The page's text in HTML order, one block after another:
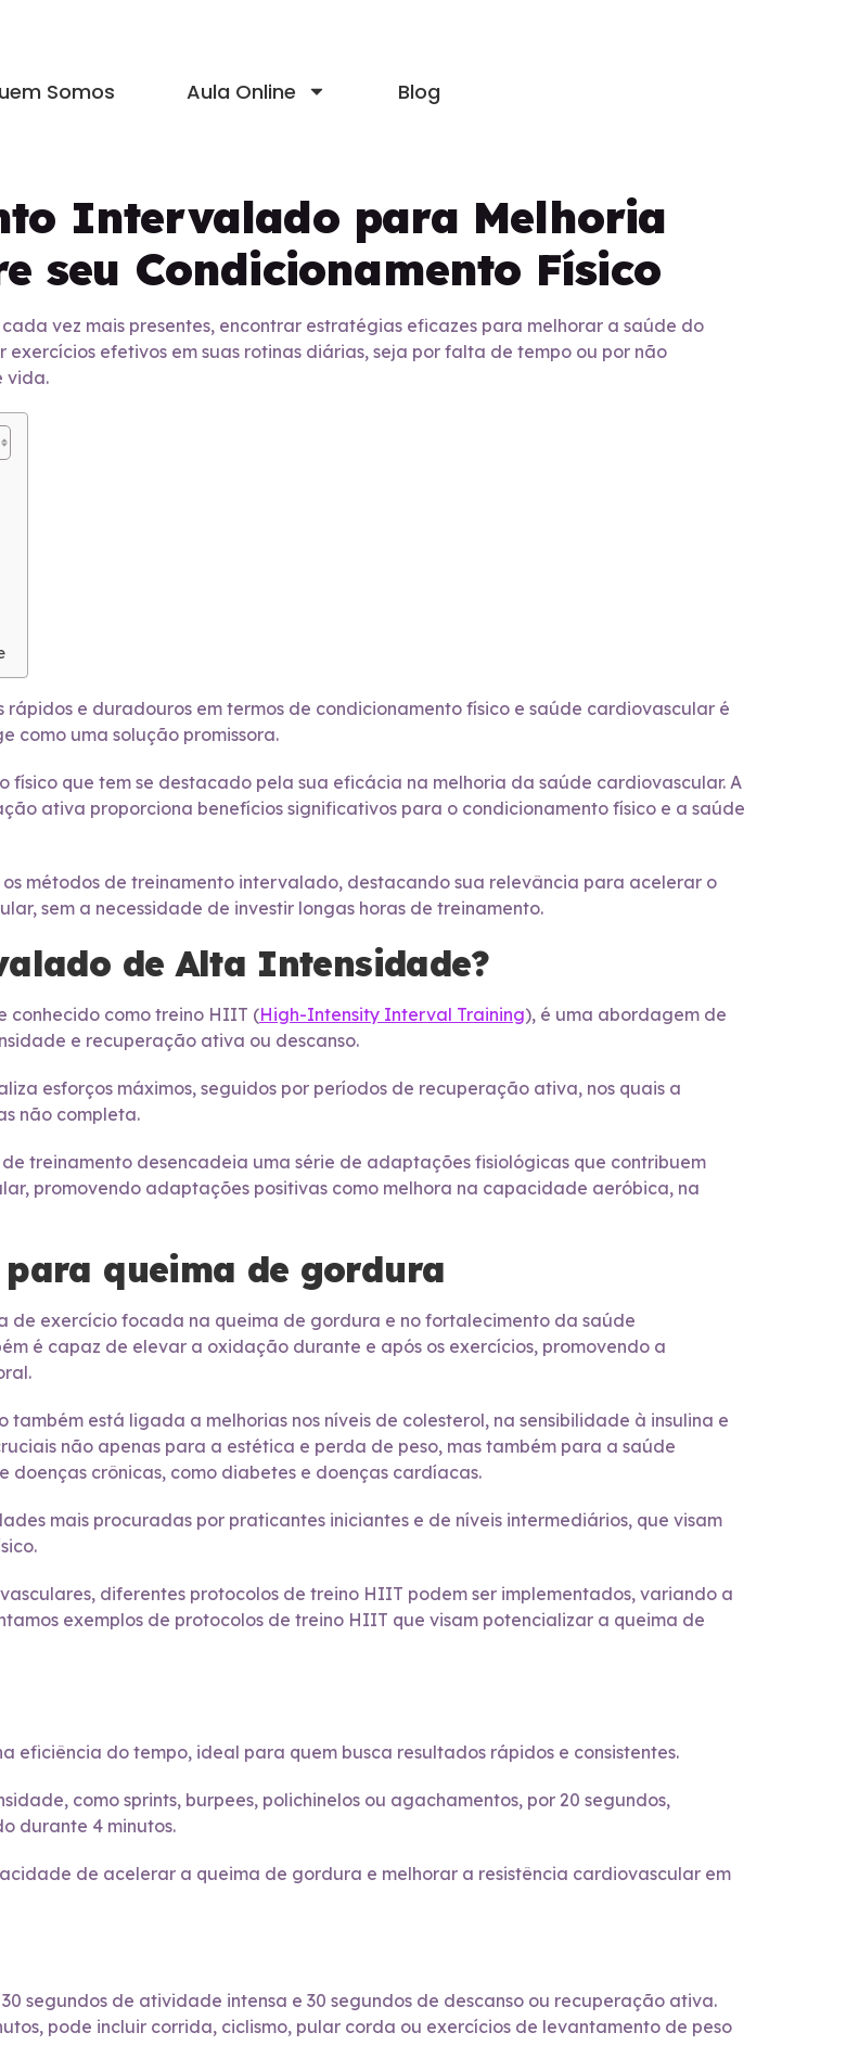
Somos Aula Online Blog
Intervalado para Melhoria
seu Condicionamento Físico
vez mais presentes, encontrar estratégias eficazes para melhorar a saúde do
efetivos em suas rotinas diárias, seja por falta de tempo ou por não
vida.
e duradouros em termos de condicionamento físico e saúde cardiovascular é
como uma solução promissora.
que tem se destacado pela sua eficácia na melhoria da saúde cardiovascular. A
ativa proporciona benefícios significativos para o condicionamento físico e a saúde
os métodos de treinamento intervalado, destacando sua relevância para acelerar o
sem a necessidade de investir longas horas de treinamento.
de Alta Intensidade?
conhecido como treino HIIT (High-Intensity Interval Training), é uma abordagem de
e recuperação ativa ou descanso.
esforços máximos, seguidos por períodos de recuperação ativa, nos quais a
não completa.
treinamento desencadeia uma série de adaptações fisiológicas que contribuem
promovendo adaptações positivas como melhora na capacidade aeróbica, na
queima de gordura
de exercício focada na queima de gordura e no fortalecimento da saúde
é capaz de elevar a oxidação durante e após os exercícios, promovendo a
está ligada a melhorias nos níveis de colesterol, na sensibilidade à insulina e
não apenas para a estética e perda de peso, mas também para a saúde
crônicas, como diabetes e doenças cardíacas.
mais procuradas por praticantes iniciantes e de níveis intermediários, que visam
diferentes protocolos de treino HIIT podem ser implementados, variando a
exemplos de protocolos de treino HIIT que visam potencializar a queima de
eficiência do tempo, ideal para quem busca resultados rápidos e consistentes.
como sprints, burpees, polichinelos ou agachamentos, por 20 segundos,
durante 4 minutos.
de acelerar a queima de gordura e melhorar a resistência cardiovascular em
segundos de atividade intensa e 30 segundos de descanso ou recuperação ativa.
pode incluir corrida, ciclismo, pular corda ou exercícios de levantamento de peso